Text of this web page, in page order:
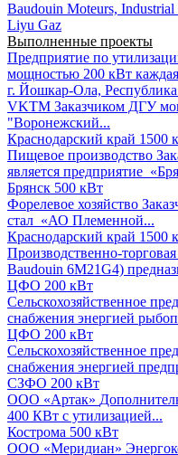
Baudouin Moteurs, Industrial
Liyu Gaz
Выполненные проекты
Предприятие по
мощностью 200 кВт каждая
г. Йошкар-Ола,
VKTM Заказчиком ДГУ
"Воронежский...
Краснодарский край 1500
Пищевое производство
является предприятие
Брянск 500 кВт
Форелевое хозяйство
стал «АО Племенной...
Краснодарский край 1500
Производственно-
Baudouin 6M21G4)
ЦФО 200 кВт
Сельскохозяйственное
снабжения энергией
ЦФО 200 кВт
Сельскохозяйственное
снабжения энергией
СЗФО 200 кВт
ООО «Артак»
400 КВт с утилизацией...
Кострома 500 кВт
ООО «Меридиан»